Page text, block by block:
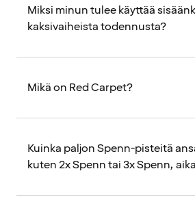
Miksi minun tulee käyttää
kaksivaiheista todennusta?
Mikä on Red Carpet?
Kuinka paljon Spenn-pisteitä
kuten 2x Spenn tai 3x Spenn,